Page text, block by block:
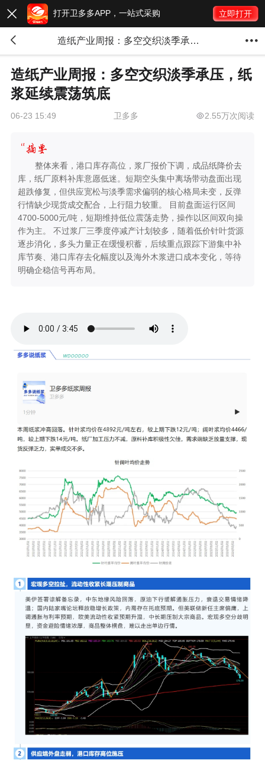
 打开卫多多APP，一站式采购 立即打开
 造纸产业周报：多空交织淡季承压，纸浆延续震荡筑底 
造纸产业周报：多空交织淡季承压，纸
浆延续震荡筑底
06-23 15:49 卫多多 2.55万次阅读
整体来看，港口库存高位，浆厂报价下调，成品纸降价去
库，纸厂原料补库意愿低迷。短期空头集中离场带动盘面出现
超跌修复，但供应宽松与淡季需求偏弱的核心格局未变，反弹
行情缺少现货成交配合，上行阻力较重。 目前盘面运行区间
4700-5000元/吨，短期维持低位震荡走势，操作以区间双向操
作为主。 不过浆厂三季度停减产计划较多，随着低价针叶货源
逐步消化，多头力量正在缓慢积蓄，后续重点跟踪下游集中补
库节奏、港口库存去化幅度以及海外木浆进口成本变化，等待
明确企稳信号再布局。